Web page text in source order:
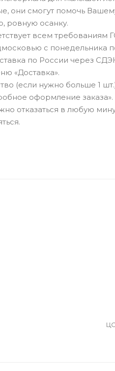
они смогут помочь
ровную осанку.
всем требованиям
с понедельника
по России через
«Доставка».
(если нужно больше 1
оформление заказа».
отказаться в любую